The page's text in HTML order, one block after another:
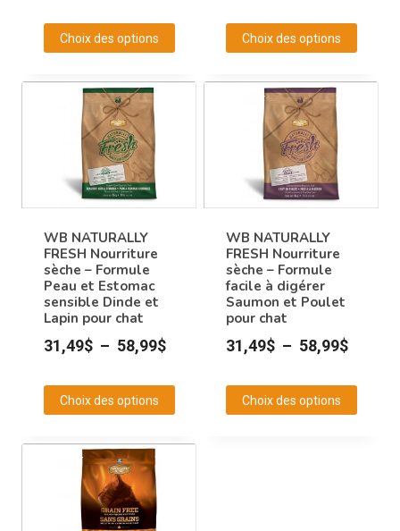
32,49$
à
Choix des options
produit
plusieurs
variations.
Les
options
peuvent
être
choisies
sur
page
produit
Choix des options
produit
plusieurs
variations.
Les
options
peuvent
être
choisies
sur
la
page
produit
WB NATURALLY
FRESH Nourriture
sèche – Formule
Peau et Estomac
sensible Dinde et
Lapin pour chat
31,49$ – 58,99$Plage
31,49$
à
Choix des options
produit
plusieurs
variations.
WB NATURALLY
FRESH Nourriture
sèche – Formule
facile à digérer
Saumon et Poulet
pour chat
31,49$ – 58,99$Plage
31,49$
Choix des options